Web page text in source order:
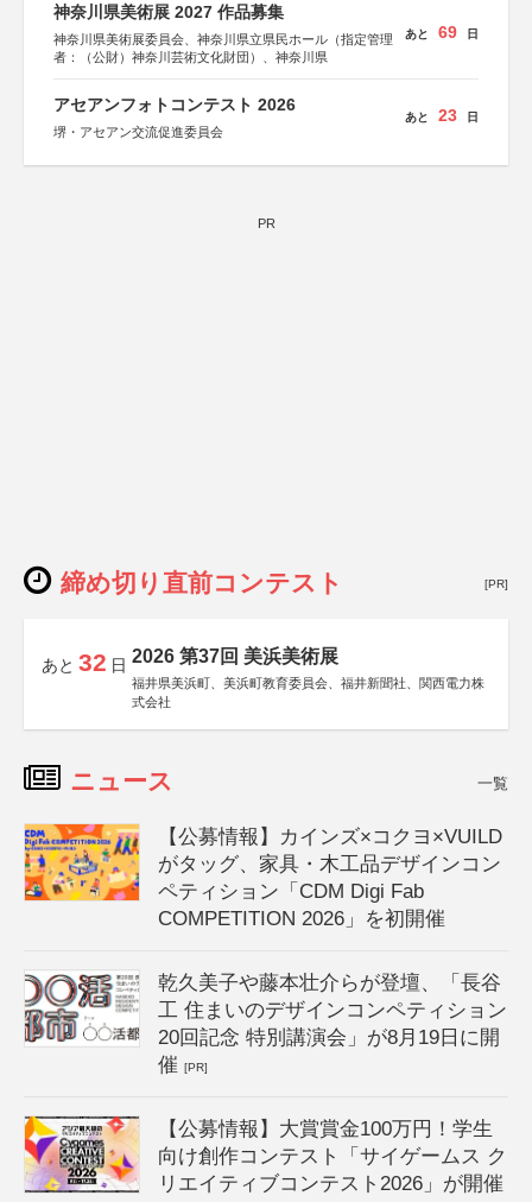
神奈川県美術展 2027 作品募集
神奈川県美術展委員会、神奈川県立県民ホール（指定管理
者：（公財）神奈川芸術文化財団）、神奈川県
あと 69 日
アセアンフォトコンテスト 2026
堺・アセアン交流促進委員会
あと 23 日
PR
締め切り直前コンテスト [PR]
あと 32 日 2026 第37回 美浜美術展
福井県美浜町、美浜町教育委員会、福井新聞社、関西電力株
式会社
ニュース 一覧
【公募情報】カインズ×コクヨ×VUILD
がタッグ、家具・木工品デザインコン
ペティション「CDM Digi Fab
COMPETITION 2026」を初開催
乾久美子や藤本壮介らが登壇、「長谷
工 住まいのデザインコンペティション
20回記念 特別講演会」が8月19日に開
催[PR]
【公募情報】大賞賞金100万円！学生
向け創作コンテスト「サイゲームス ク
リエイティブコンテスト2026」が開催